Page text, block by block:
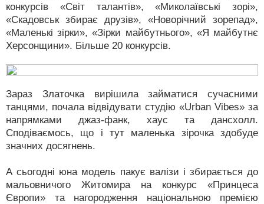
конкурсів «Світ талантів», «Миколаївські зорі»,
«Скадовськ збирає друзів», «Новорічний зорепад»,
«Маленькі зірки», «Зірки майбутнього», «Я майбутнє
Херсонщини». Більше 20 конкурсів.
Зараз Златочка вирішила займатися сучасними
танцями, почала відвідувати студію «Urban Vibes» за
напрямками джаз-фанк, хаус та дансхолл.
Сподіваємось, що і тут маленька зірочка здобуде
значних досягнень.
А сьогодні юна модель пакує валізи і збирається до
мальовничого Житомира на конкурс «Принцеса
Європи» та нагородження національною премією